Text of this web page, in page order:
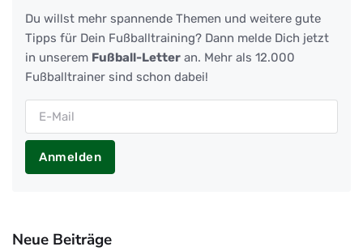
Du willst mehr spannende Themen und weitere gute
Tipps für Dein Fußballtraining? Dann melde Dich jetzt
in unserem Fußball-Letter an. Mehr als 12.000
Fußballtrainer sind schon dabei!
Anmelden
Neue Beiträge